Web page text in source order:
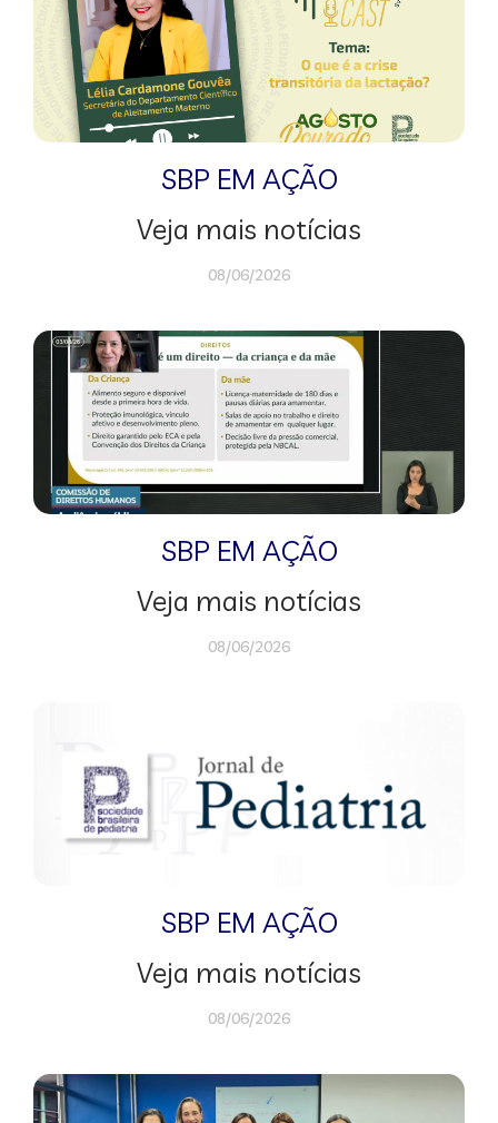
SBP EM AÇÃO
Veja mais notícias
08/06/2026
SBP EM AÇÃO
Veja mais notícias
08/06/2026
SBP EM AÇÃO
Veja mais notícias
08/06/2026